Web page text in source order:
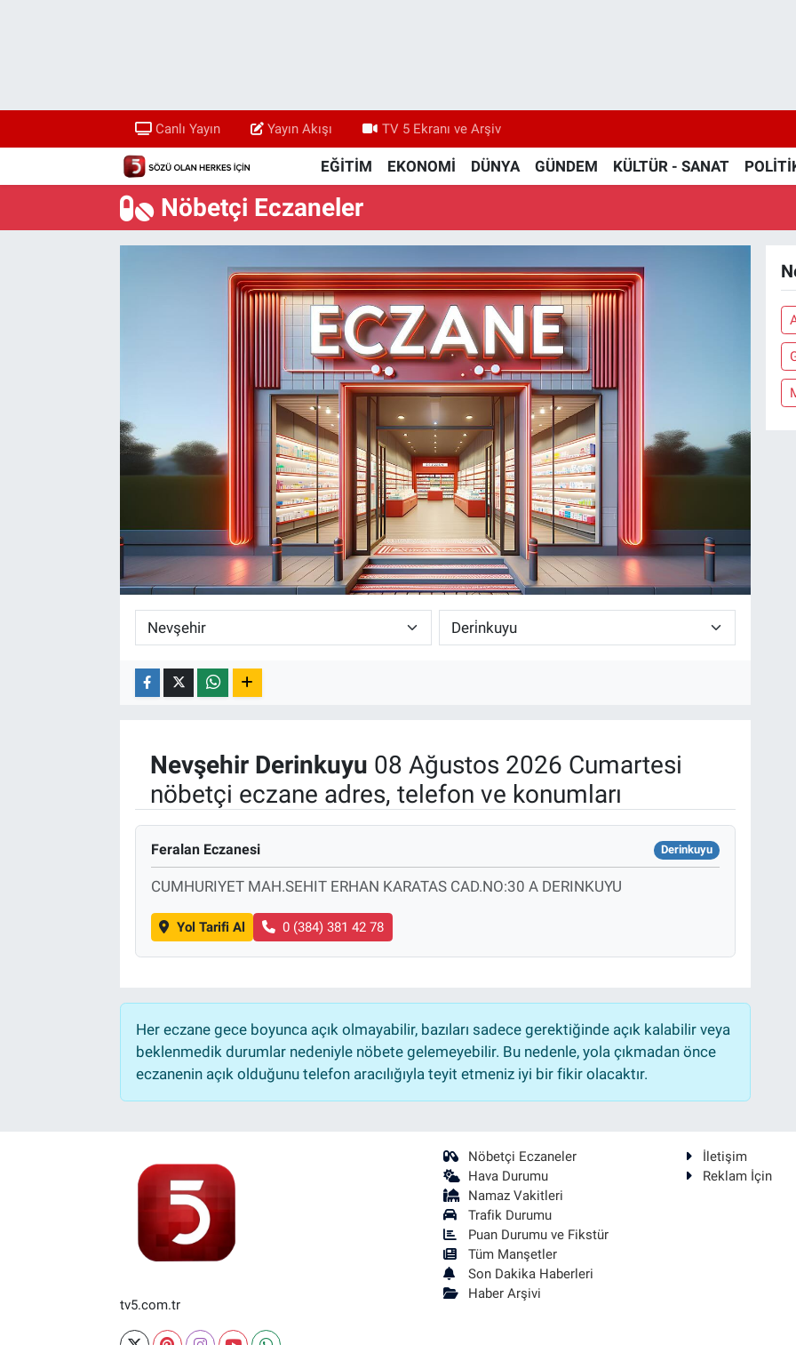
Canlı Yayın Yayın Akışı TV 5 Ekranı ve Arşiv
EĞİTİM EKONOMİ DÜNYA GÜNDEM KÜLTÜR - SANAT
Nöbetçi Eczaneler
Nevşehir Derinkuyu 08 Ağustos 2026 Cumartesi
nöbetçi eczane adres, telefon ve konumları
Feralan Eczanesi Derinkuyu
CUMHURIYET MAH.SEHIT ERHAN KARATAS CAD.NO:30 A DERINKUYU
Yol Tarifi Al 0 (384) 381 42 78
Her eczane gece boyunca açık olmayabilir, bazıları sadece gerektiğinde açık kalabilir veya
beklenmedik durumlar nedeniyle nöbete gelemeyebilir. Bu nedenle, yola çıkmadan önce
eczanenin açık olduğunu telefon aracılığıyla teyit etmeniz iyi bir fikir olacaktır.
tv5.com.tr
Nöbetçi Eczaneler
Hava Durumu
Namaz Vakitleri
Trafik Durumu
Puan Durumu ve Fikstür
Tüm Manşetler
Son Dakika Haberleri
Haber Arşivi
İletişim
Reklam İçin
Yayın Akışı
TV 5 Ekranı ve Arşiv